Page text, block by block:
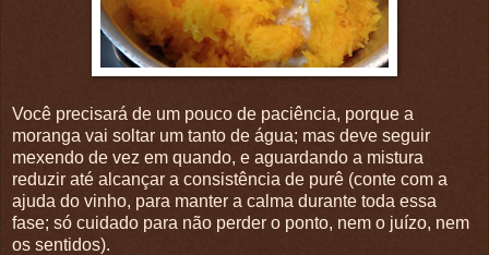
Você precisará de um pouco de paciência, porque a
moranga vai soltar um tanto de água; mas deve seguir
mexendo de vez em quando, e aguardando a mistura
reduzir até alcançar a consistência de purê (conte com a
ajuda do vinho, para manter a calma durante toda essa
fase; só cuidado para não perder o ponto, nem o juízo, nem
os sentidos).